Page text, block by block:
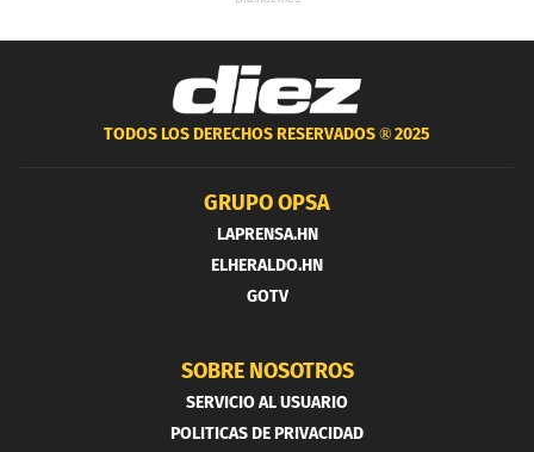
TODOS LOS DERECHOS RESERVADOS ®2025
GRUPO OPSA
LAPRENSA.HN
ELHERALDO.HN
GOTV
SOBRE NOSOTROS
SERVICIO AL USUARIO
POLITICAS DE PRIVACIDAD